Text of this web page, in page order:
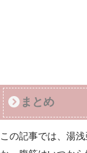
まとめ
この記事では、湯